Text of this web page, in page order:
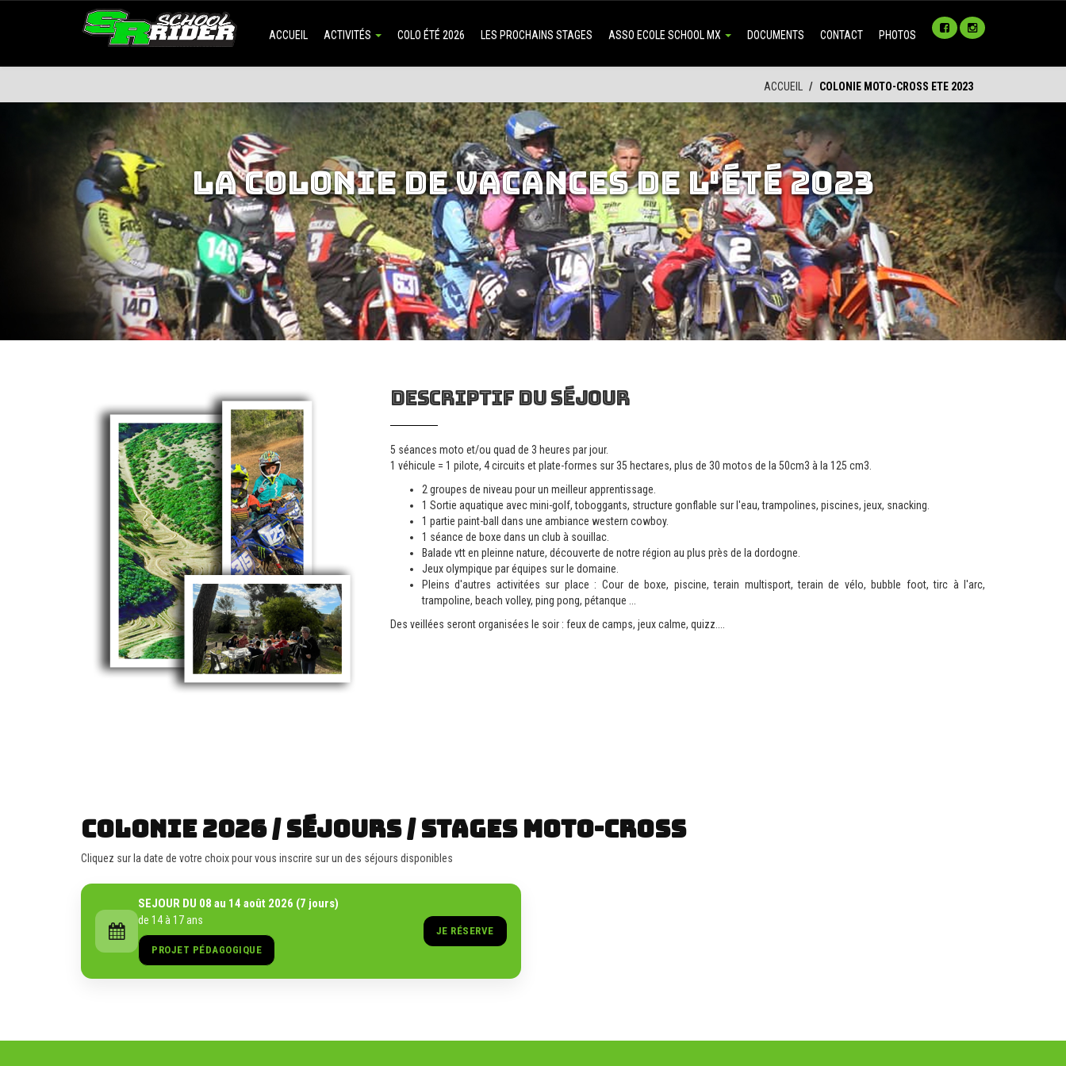
ACCUEIL ACTIVITÉS COLO ÉTÉ 2026 LES PROCHAINS STAGES ASSO ECOLE SCHOOL MX DOCUMENTS CONTACT PHOTOS
ACCUEIL COLONIE MOTO-CROSS ETE 2023
LA COLONIE DE VACANCES DE L'ÉTÉ 2023
Descriptif du séjour
5 séances moto et/ou quad de 3 heures par jour.
1 véhicule = 1 pilote, 4 circuits et plate-formes sur 35 hectares, plus de 30 motos de la 50cm3 à la 125 cm3.
2 groupes de niveau pour un meilleur apprentissage.
1 Sortie aquatique avec mini-golf, toboggants, structure gonflable sur l'eau, trampolines, piscines, jeux, snacking.
1 partie paint-ball dans une ambiance western cowboy.
1 séance de boxe dans un club à souillac.
Balade vtt en pleinne nature, découverte de notre région au plus près de la dordogne.
Jeux olympique par équipes sur le domaine.
Pleins d'autres activitées sur place : Cour de boxe, piscine, terain multisport, terain de vélo, bubble foot, tirc à l'arc,
trampoline, beach volley, ping pong, pétanque ...
Des veillées seront organisées le soir : feux de camps, jeux calme, quizz....
COLONIE 2026 / SÉJOURS / STAGES MOTO-CROSS
Cliquez sur la date de votre choix pour vous inscrire sur un des séjours disponibles
SEJOUR DU 08 au 14 août 2026 (7 jours)
de 14 à 17 ans
PROJET PÉDAGOGIQUE
JE RÉSERVE